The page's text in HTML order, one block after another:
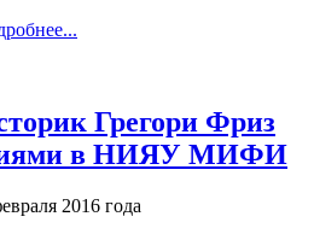
Грегори Фриз
в НИЯУ МИФИ
2016 года